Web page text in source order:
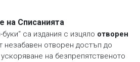
на Списанията
са издания с изцяло отворен
незабавен отворен достъп до
на безпрепятственото